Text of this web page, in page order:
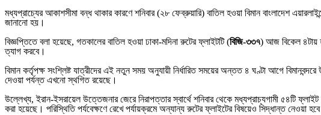
​মধ্যপ্রাচ্যের আকাশসীমা বন্ধ থাকার কারণে শনিবার (২৮ ফেব্রুয়ারি) বাতিল হওয়া বিমান বাংলাদেশ
জানানো হয়।
​বিজ্ঞপ্তিতে বলা হয়েছে, গতকালের বাতিল হওয়া ঢাকা-মদিনা রুটের ফ্লাইটটি (বিজি-৩৩৭) আজ বিকেল ৪টায়
ত্যাগ করবে।
​বিমান কর্তৃপক্ষ সংশ্লিষ্ট যাত্রীদের এই নতুন সময় অনুযায়ী নির্ধারিত সময়ের অন্তত ৪ ঘণ্টা আগে
দেওয়া পর্যন্ত এখনো স্থগিত রয়েছে।
​উল্লেখ্য, ইরান-ইসরায়েল উত্তেজনার জেরে নিরাপত্তার স্বার্থে শনিবার থেকে মধ্যপ্রাচ্যগামী ৫৪টি
করা হয়েছে। পরিস্থিতি পর্যবেক্ষণে রেখে পর্যায়ক্রমে অন্যান্য রুটের ফ্লাইটের বিষয়েও সিদ্ধান্ত নেওয়া